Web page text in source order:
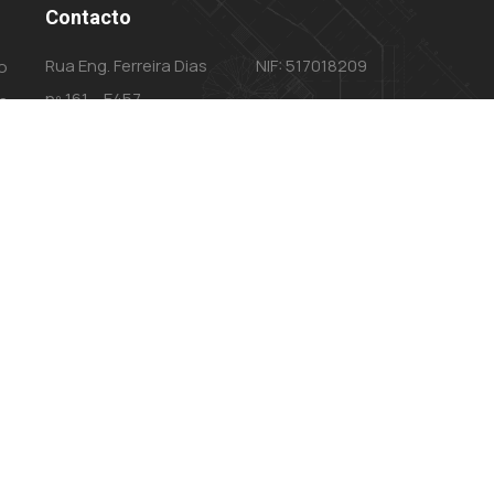
Contacto
Rua Eng. Ferreira Dias
nº 161 – E457
NIF: 517018209